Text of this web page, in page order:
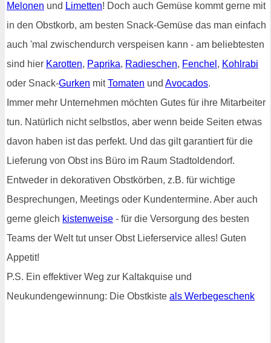
Melonen und Limetten! Doch auch Gemüse kommt gerne mit
in den Obstkorb, am besten Snack-Gemüse das man einfach
auch 'mal zwischendurch verspeisen kann - am beliebtesten
sind hier Karotten, Paprika, Radieschen, Fenchel , Kohlrabi
oder Snack-Gurken mitTomaten und Avocados.
Immer mehr Unternehmen möchten Gutes für ihre Mitarbeiter
tun. Natürlich nicht selbstlos, aber wenn beide Seiten etwas
davon haben ist das perfekt. Und das gilt garantiert für die
Lieferung von Obst ins Büro im Raum Stadtoldendorf.
Entweder in dekorativen Obstkörben, z.B. für wichtige
Besprechungen, Meetings oder Kundentermine. Aber auch
gerne gleich kistenweise - für die Versorgung des besten
Teams der Welt tut unser Obst Lieferservice alles! Guten
Appetit!
P.S. Ein effektiver Weg zur Kaltakquise und
Neukundengewinnung: Die Obstkiste als Werbegeschenk